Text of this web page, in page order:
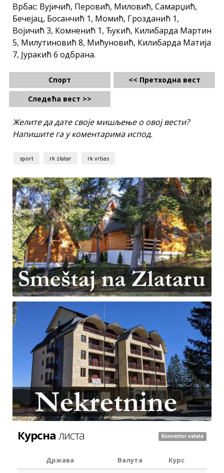
Врбас: Вујичић, Перовић, Миловић, Самарџић,
Бечејац, Босанчић 1, Момић, Грозданић 1,
Војичић 3, Комненић 1, Ђукић, Килибарда Мартин
5, Милутиновић 8, Мићуновић, Килибарда Матија
7, Јуракић 6 одбрана.
Спорт
<< Претходна вест
Следећа вест >>
Желите да дате своје мишљење о овој вести?
Напишите га у коментарима испод.
sport rk zlatar rk vrbas
Курсна листа Konvertor valuta
Држава Валута
Курс